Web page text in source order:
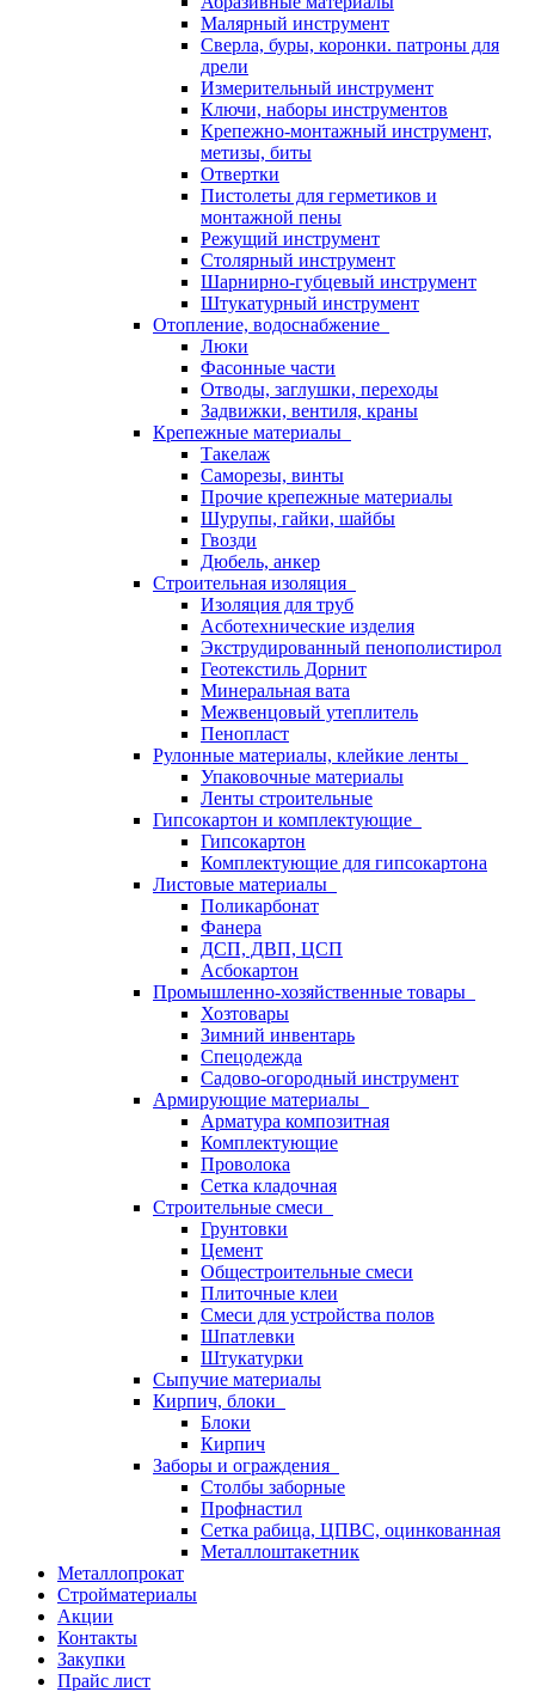
Малярный инструмент
Сверла, буры, коронки. патроны для
дрели
Измерительный инструмент
Ключи, наборы инструментов
Крепежно-монтажный инструмент,
метизы, биты
Отвертки
Пистолеты для герметиков и
монтажной пены
Режущий инструмент
Столярный инструмент
Шарнирно-губцевый инструмент
Штукатурный инструмент
Отопление, водоснабжение
Люки
Фасонные части
Отводы, заглушки, переходы
Задвижки, вентиля, краны
Крепежные материалы
Такелаж
Саморезы, винты
Прочие крепежные материалы
Шурупы, гайки, шайбы
Гвозди
Дюбель, анкер
Строительная изоляция
Изоляция для труб
Асботехнические изделия
Экструдированный пенополистирол
Геотекстиль Дорнит
Минеральная вата
Межвенцовый утеплитель
Пенопласт
Рулонные материалы, клейкие ленты
Упаковочные материалы
Ленты строительные
Гипсокартон и комплектующие
Гипсокартон
Комплектующие для гипсокартона
Листовые материалы
Поликарбонат
Фанера
ДСП, ДВП, ЦСП
Асбокартон
Промышленно-хозяйственные товары
Хозтовары
Зимний инвентарь
Спецодежда
Садово-огородный инструмент
Армирующие материалы
Арматура композитная
Комплектующие
Проволока
Сетка кладочная
Строительные смеси
Грунтовки
Цемент
Общестроительные смеси
Плиточные клеи
Смеси для устройства полов
Шпатлевки
Штукатурки
Сыпучие материалы
Кирпич, блоки
Блоки
Кирпич
Заборы и ограждения
Столбы заборные
Профнастил
Сетка рабица, ЦПВС, оцинкованная
Металлоштакетник
Металлопрокат
Стройматериалы
Акции
Контакты
Закупки
Прайс лист